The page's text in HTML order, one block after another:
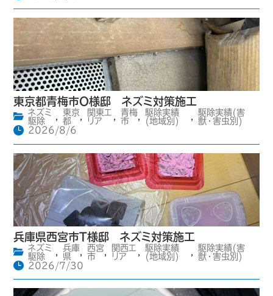
東京都青梅市O様邸 ネズミ対策施工
ネズミ
駆除
東京
都
関東エ
リア
青梅
市
駆除実績
(地域別)
駆除実績(害
獣・害虫別)
2026/8/6
兵庫県西宮市T様邸 ネズミ対策施工
ネズミ
駆除
兵庫
県
,
西宮
市
関西エ
リア
駆除実績
(地域別)
駆除実績(害
獣・害虫別)
2026/7/30